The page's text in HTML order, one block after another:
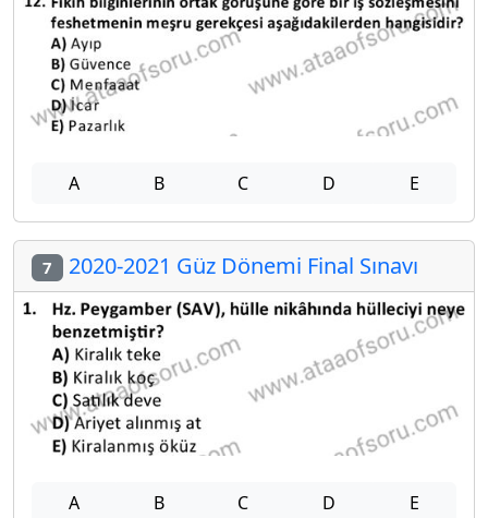
A B C D E
7 2020-2021 Güz Dönemi Final Sınavı
A B C D E